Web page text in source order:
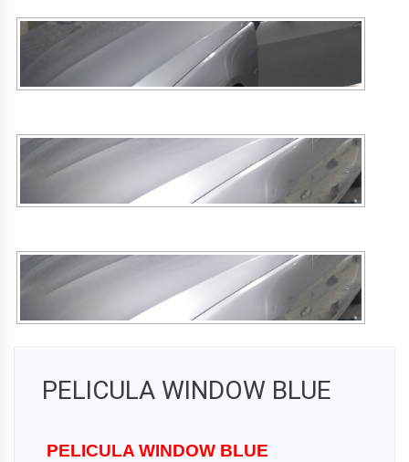
PELICULA WINDOW BLUE
PELICULA WINDOW BLUE